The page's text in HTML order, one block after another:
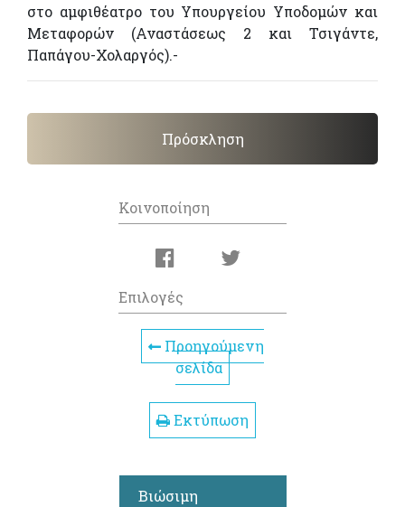
στο αμφιθέατρο του Υπουργείου Υποδομών και
Μεταφορών (Αναστάσεως 2 και Τσιγάντε,
Παπάγου-Χολαργός).-
Πρόσκληση
Κοινοποίηση
Επιλογές
Προηγούμενη
σελίδα
Εκτύπωση
Βιώσιμη